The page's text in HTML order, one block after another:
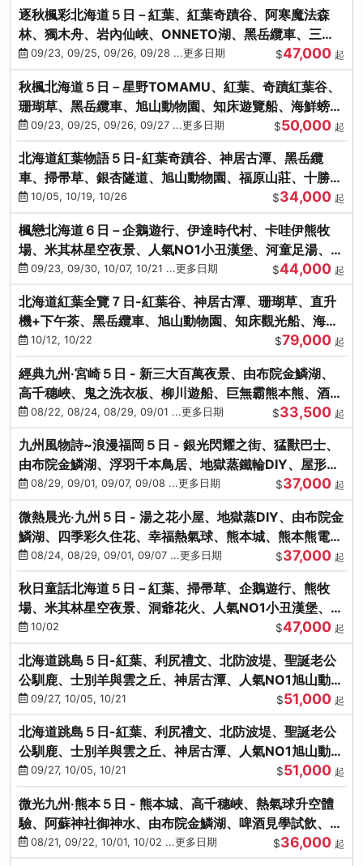
逐秋楓彩北海道５日－紅葉、紅葉奇蹟谷、阿寒魔法森
林、獨木舟、岩內仙峽、ONNETO湖、黑岳纜車、三國
峠、豐平峽、螃蟹溫泉
09/23, 09/25, 09/26, 09/28 ...更多日期 $47,000 起
秋楓北海道５日－星野TOMAMU、紅葉、奇蹟紅葉谷、
珊瑚草、黑岳纜車、旭山動物園、知床遊覽船、海鮮螃蟹
和牛吃到飽
09/23, 09/25, 09/26, 09/27 ...更多日期 $50,000 起
北海道紅葉物語５日-紅葉奇蹟谷、神居古潭、黑岳纜
車、掃帚草、銀杏隧道、旭山動物園、福原山莊、十勝牧
場、冰的美術館
10/05, 10/19, 10/26 $34,000 起
楓戀北海道６日－企鵝遊行、伊達時代村、卡哇伊熊牧
場、米其林星空夜景、人氣NO1小丑漢堡、河童足湯、奇
幻燈遊步道、洞爺花火
09/23, 09/30, 10/07, 10/21 ...更多日期 $44,000 起
北海道紅葉全覽７日-紅葉谷、神居古潭、珊瑚草、直升
機+下午茶、黑岳纜車、旭山動物園、知床觀光船、海膽
涮涮鍋(不進免稅店)
10/12, 10/22 $79,000 起
經典九州‧宮崎５日 - 新三大百萬夜景、由布院金鱗湖、
高千穗峽、鬼之洗衣板、柳川遊船、巨無霸熊本熊、酒造
見學試飲
08/22, 08/24, 08/29, 09/01 ...更多日期 $33,500 起
九州風物詩~浪漫福岡５日 - 銀光閃耀之街、猛獸巴士、
由布院金鱗湖、浮羽千本鳥居、地獄蒸鐵輪DIY、屋形船
晚宴、鸕鶿捕魚
08/29, 09/01, 09/07, 09/08 ...更多日期 $37,000 起
微熱晨光‧九州５日 - 湯之花小屋、地獄蒸DIY、由布院金
鱗湖、四季彩久住花、幸福熱氣球、熊本城、熊本熊電
鐵、螃蟹吃到飽
08/24, 08/29, 09/01, 09/07 ...更多日期 $37,000 起
秋日童話北海道５日－紅葉、掃帚草、企鵝遊行、熊牧
場、米其林星空夜景、洞爺花火、人氣NO1小丑漢堡、螃
蟹放題(千/函)
10/02 $47,000 起
北海道跳島５日-紅葉、利尻禮文、北防波堤、聖誕老公
公馴鹿、士別羊與雲之丘、神居古潭、人氣NO1旭山動物
園、海膽涮涮鍋
09/27, 10/05, 10/21 $51,000 起
北海道跳島５日-紅葉、利尻禮文、北防波堤、聖誕老公
公馴鹿、士別羊與雲之丘、神居古潭、人氣NO1旭山動物
園、海膽涮涮鍋
09/27, 10/05, 10/21 $51,000 起
微光九州‧熊本５日 - 熊本城、高千穗峽、熱氣球升空體
驗、阿蘇神社御神水、由布院金鱗湖、啤酒見學試飲、豪
華海鮮盛宴
08/21, 09/22, 10/01, 10/02 ...更多日期 $36,000 起